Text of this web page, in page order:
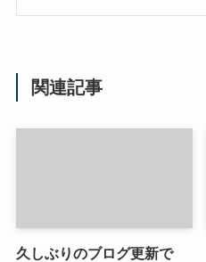
関連記事
久しぶりのブログ更新で